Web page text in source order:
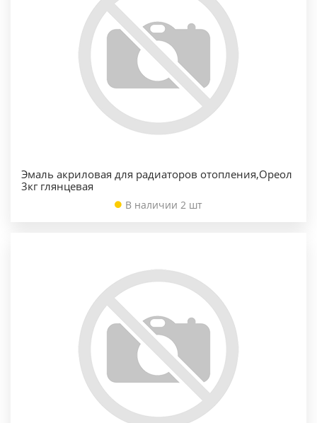
Эмаль акриловая для радиаторов отопления,Ореол
3кг глянцевая
В наличии 2 шт